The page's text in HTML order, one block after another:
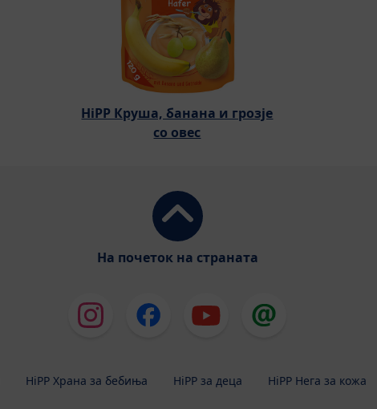
HiPP Круша, банана и грозје
со овес
На почеток на страната
HiPP Храна за бебиња HiPP за деца HiPP Нега за кожа